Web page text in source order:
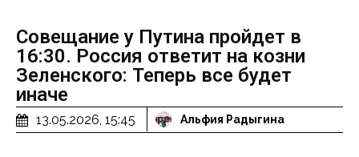
Совещание у Путина пройдет в
16:30. Россия ответит на козни
Зеленского: Теперь все будет
иначе
13.05.2026, 15:45 Альфия Радыгина